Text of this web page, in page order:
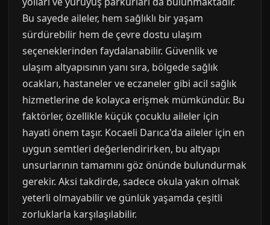
Bu sayede aileler, hem sağlıklı bir yaşam
sürdürebilir hem de çevre dostu ulaşım
seçeneklerinden faydalanabilir. Güvenlik ve
ulaşım altyapısının yanı sıra, bölgede sağlık
ocakları, hastaneler ve eczaneler gibi acil sağlık
hizmetlerine de kolayca erişmek mümkündür. Bu
faktörler, özellikle küçük çocuklu aileler için
hayati önem taşır. Kocaeli Darıca'da aileler için en
uygun semtleri değerlendirirken, bu altyapı
unsurlarının tamamını göz önünde bulundurmak
gerekir. Aksi takdirde, sadece okula yakın olmak
yeterli olmayabilir ve günlük yaşamda çeşitli
zorluklarla karşılaşılabilir.